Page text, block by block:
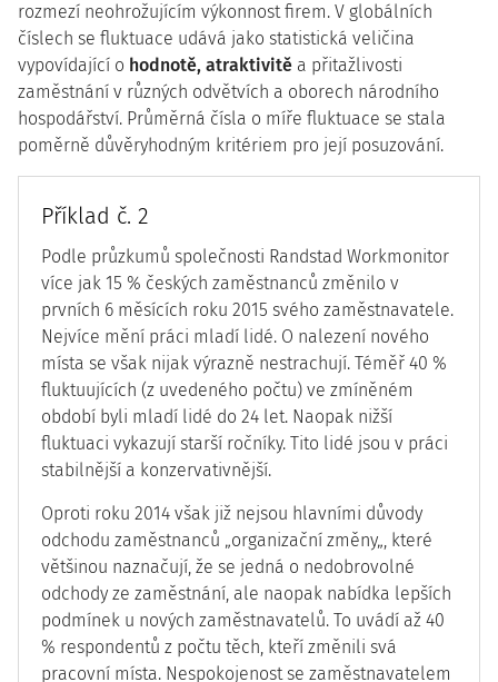
rozmezí neohrožujícím výkonnost firem. V globálních
číslech se fluktuace udává jako statistická veličina
vypovídající o hodnotě, atraktivitě a přitažlivosti
zaměstnání v různých odvětvích a oborech národního
hospodářství. Průměrná čísla o míře fluktuace se stala
poměrně důvěryhodným kritériem pro její posuzování.
Příklad č. 2
Podle průzkumů společnosti Randstad Workmonitor
více jak 15 % českých zaměstnanců změnilo v
prvních 6 měsících roku 2015 svého zaměstnavatele.
Nejvíce mění práci mladí lidé. O nalezení nového
místa se však nijak výrazně nestrachují. Téměř 40 %
fluktuujících (z uvedeného počtu) ve zmíněném
období byli mladí lidé do 24 let. Naopak nižší
fluktuaci vykazují starší ročníky. Tito lidé jsou v práci
stabilnější a konzervativnější.
Oproti roku 2014 však již nejsou hlavními důvody
odchodu zaměstnanců „organizační změny„, které
většinou naznačují, že se jedná o nedobrovolné
odchody ze zaměstnání, ale naopak nabídka lepších
podmínek u nových zaměstnavatelů. To uvádí až 40
% respondentů z počtu těch, kteří změnili svá
pracovní místa. Nespokojenost se zaměstnavatelem